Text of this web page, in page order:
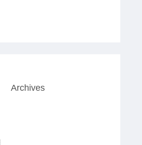
Archives